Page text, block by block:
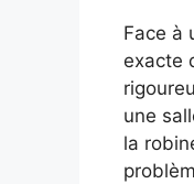
Face à
exacte
une
la